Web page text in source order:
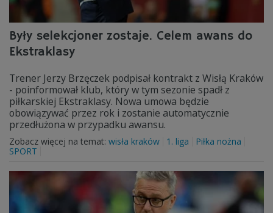
Były selekcjoner zostaje. Celem awans do
Ekstraklasy
Trener Jerzy Brzęczek podpisał kontrakt z Wisłą Kraków
- poinformował klub, który w tym sezonie spadł z
piłkarskiej Ekstraklasy. Nowa umowa będzie
obowiązywać przez rok i zostanie automatycznie
przedłużona w przypadku awansu.
Zobacz więcej na temat: wisła kraków 1. liga
Piłka nożna
SPORT